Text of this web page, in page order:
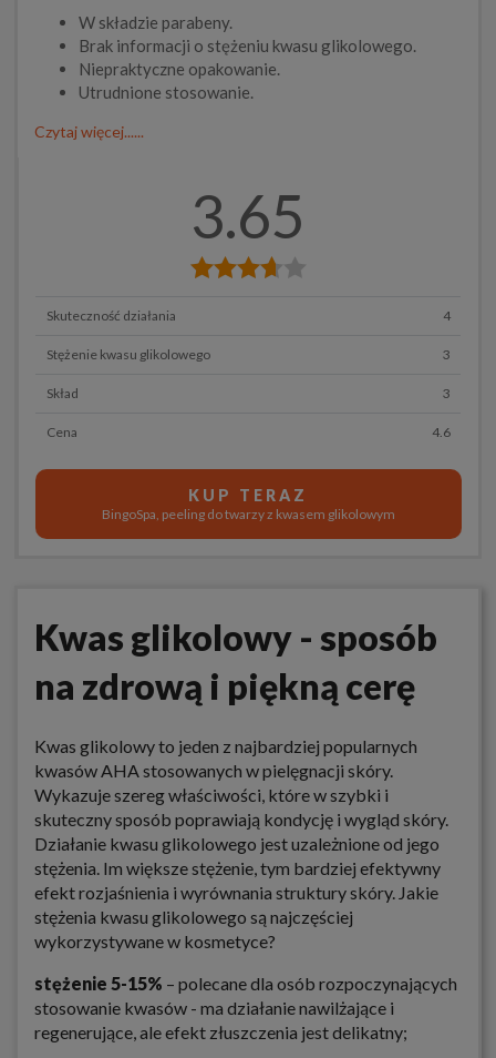
W składzie parabeny.
Brak informacji o stężeniu kwasu glikolowego.
Niepraktyczne opakowanie.
Utrudnione stosowanie.
Czytaj więcej......
3.65
Skuteczność działania 4
Stężenie kwasu glikolowego 3
Skład 3
Cena 4.6
KUP TERAZ
BingoSpa, peeling do twarzy z kwasem glikolowym
Kwas glikolowy - sposób
na zdrową i piękną cerę
Kwas glikolowy to jeden z najbardziej popularnych
kwasów AHA stosowanych w pielęgnacji skóry.
Wykazuje szereg właściwości, które w szybki i
skuteczny sposób poprawiają kondycję i wygląd skóry.
Działanie kwasu glikolowego jest uzależnione od jego
stężenia. Im większe stężenie, tym bardziej efektywny
efekt rozjaśnienia i wyrównania struktury skóry. Jakie
stężenia kwasu glikolowego są najczęściej
wykorzystywane w kosmetyce?
stężenie 5-15% – polecane dla osób rozpoczynających
stosowanie kwasów - ma działanie nawilżające i
regenerujące, ale efekt złuszczenia jest delikatny;